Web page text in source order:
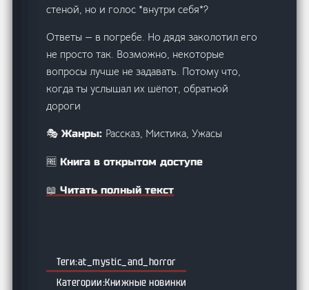
стеной, но и голос *внутри себя*?
Ответы — в погребе. Но дядя заколотил его
не просто так. Возможно, некоторые
вопросы лучше не задавать. Потому что,
когда ты услышал их шёпот, обратной
дороги
🎭 Жанры: Рассказ, Мистика, Ужасы
🆓 Книга в открытом доступе
📖 Читать полный текст
at_mystic_and_horror
Книжные новинки